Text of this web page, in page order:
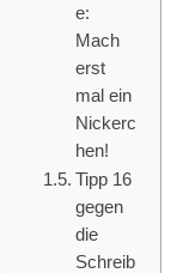
e:
Mach
erst
mal ein
Nickerc
hen!
Tipp 16
gegen
die
Schreib